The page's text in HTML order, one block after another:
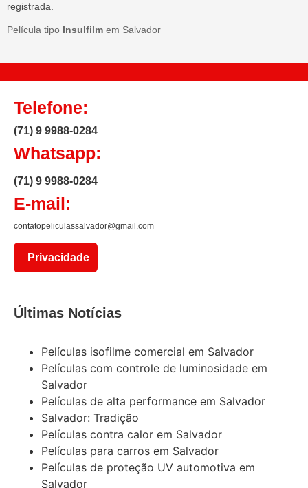
registrada.
Película tipo Insulfilm em Salvador
Telefone:
(71) 9 9988-0284
Whatsapp:
(71) 9 9988-0284
E-mail:
contatopeliculassalvador@gmail.com
Privacidade
Últimas Notícias
Películas isofilme comercial em Salvador
Películas com controle de luminosidade em
Salvador
Películas de alta performance em Salvador
Salvador: Tradição
Películas contra calor em Salvador
Películas para carros em Salvador
Películas de proteção UV automotiva em
Salvador